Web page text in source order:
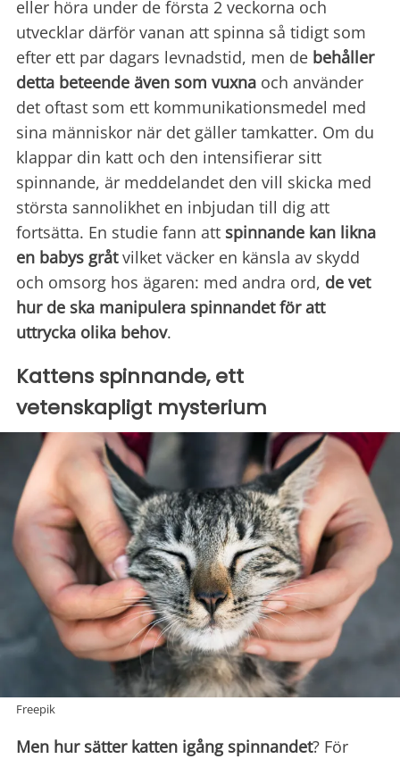
eller höra under de första 2 veckorna och
utvecklar därför vanan att spinna så tidigt som
efter ett par dagars levnadstid, men de behåller
detta beteende även som vuxna och använder
det oftast som ett kommunikationsmedel med
sina människor när det gäller tamkatter. Om du
klappar din katt och den intensifierar sitt
spinnande, är meddelandet den vill skicka med
största sannolikhet en inbjudan till dig att
fortsätta. En studie fann att spinnande kan likna
en babys gråtvilket väcker en känsla av skydd
och omsorg hos ägaren: med andra ord, de vet
hur de ska manipulera spinnandet för att
uttrycka olika behov.
Kattens spinnande, ett
vetenskapligt mysterium
Freepik
Men hur sätter katten igång spinnandet? För